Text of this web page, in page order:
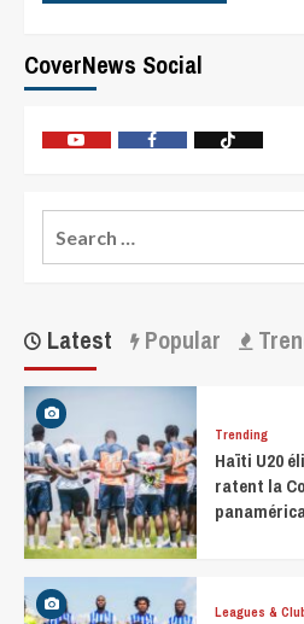
CoverNews Social
Latest Popular
Trending
Haïti U20
ratent la
Leagues &